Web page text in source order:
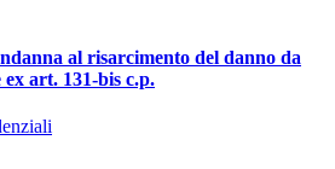
al risarcimento del danno da
art. 131-bis c.p.